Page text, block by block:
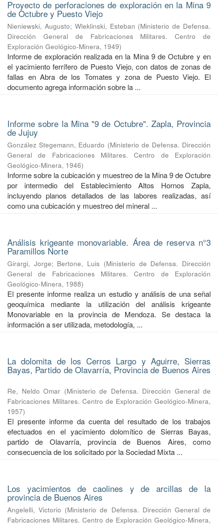
Proyecto de perforaciones de exploración en la Mina 9
de Octubre y Puesto Viejo
Nieniewski, Augusto; Wleklinski, Esteban (Ministerio de Defensa.
Dirección General de Fabricaciones Militares. Centro de
Exploración Geológico-Minera, 1949)
Informe de exploración realizada en la Mina 9 de Octubre y en
el yacimiento ferrífero de Puesto Viejo, con datos de zonas de
fallas en Abra de los Tomates y zona de Puesto Viejo. El
documento agrega información sobre la ...
Informe sobre la Mina "9 de Octubre". Zapla, Provincia
de Jujuy
González Stegemann, Eduardo (Ministerio de Defensa. Dirección
General de Fabricaciones Militares. Centro de Exploración
Geológico-Minera, 1946)
Informe sobre la cubicación y muestreo de la Mina 9 de Octubre
por intermedio del Establecimiento Altos Hornos Zapla,
incluyendo planos detallados de las labores realizadas, así
como una cubicación y muestreo del mineral ...
Análisis krigeante monovariable. Área de reserva n°3
Paramillos Norte
Girargi, Jorge; Bertone, Luis (Ministerio de Defensa. Dirección
General de Fabricaciones Militares. Centro de Exploración
Geológico-Minera, 1988)
El presente informe realiza un estudio y análisis de una señal
geoquímica mediante la utilización del análisis krigeante
Monovariable en la provincia de Mendoza. Se destaca la
información a ser utilizada, metodología, ...
La dolomita de los Cerros Largo y Aguirre, Sierras
Bayas, Partido de Olavarría, Provincia de Buenos Aires
Re, Neldo Omar (Ministerio de Defensa. Dirección General de
Fabricaciones Militares. Centro de Exploración Geológico-Minera,
1957)
El presente informe da cuenta del resultado de los trabajos
efectuados en el yacimiento dolomítico de Sierras Bayas,
partido de Olavarría, provincia de Buenos Aires, como
consecuencia de los solicitado por la Sociedad Mixta ...
Los yacimientos de caolines y de arcillas de la
provincia de Buenos Aires
Angelelli, Victorio (Ministerio de Defensa. Dirección General de
Fabricaciones Militares. Centro de Exploración Geológico-Minera,